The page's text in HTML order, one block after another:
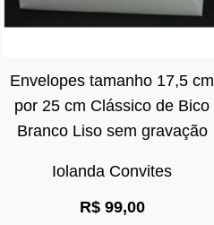
Envelopes tamanho 17,5 cm
por 25 cm Clássico de Bico
Branco Liso sem gravação
Iolanda Convites
R$ 99,00